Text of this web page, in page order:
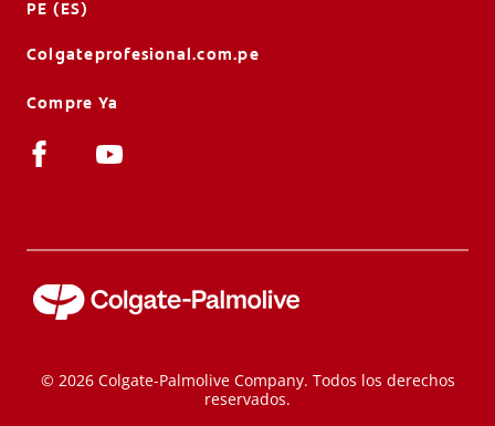
PE (ES)
Colgateprofesional.com.pe
Compre Ya
© 2026 Colgate-Palmolive Company. Todos los derechos
reservados.